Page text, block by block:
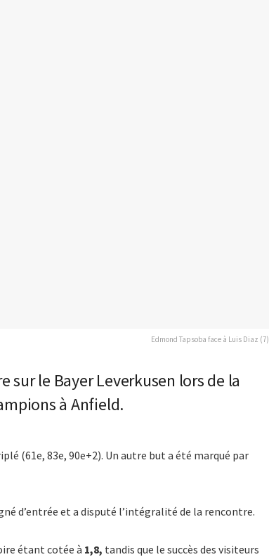
Edmond Tapsoba face à Luis Diaz (7)
le Bayer Leverkusen lors de la
à Anfield.
(61e, 83e, 90e+2). Un autre but a été marqué par
d’entrée et a disputé l’intégralité de la rencontre.
étant cotée à 1,8, tandis que le succès des visiteurs